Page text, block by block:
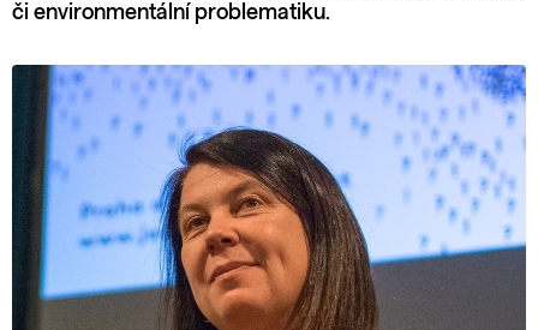
či environmentální problematiku.